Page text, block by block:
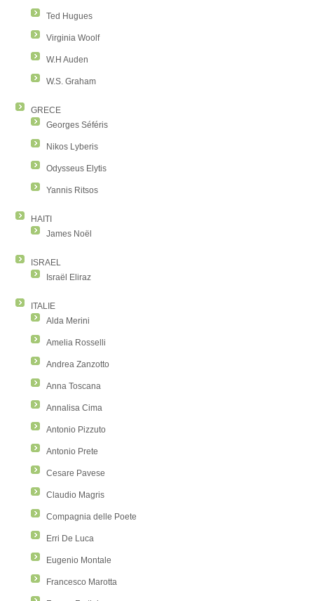
Ted Hugues
Virginia Woolf
W.H Auden
W.S. Graham
GRECE
Georges Séféris
Nikos Lyberis
Odysseus Elytis
Yannis Ritsos
HAITI
James Noël
ISRAEL
Israël Eliraz
ITALIE
Alda Merini
Amelia Rosselli
Andrea Zanzotto
Anna Toscana
Annalisa Cima
Antonio Pizzuto
Antonio Prete
Cesare Pavese
Claudio Magris
Compagnia delle Poete
Erri De Luca
Eugenio Montale
Francesco Marotta